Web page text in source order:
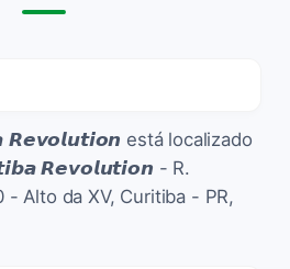
𝙍𝙚𝙫𝙤𝙡𝙪𝙩𝙞𝙤𝙣 está localizado
𝙍𝙚𝙫𝙤𝙡𝙪𝙩𝙞𝙤𝙣 - R.
- Alto da XV, Curitiba - PR,